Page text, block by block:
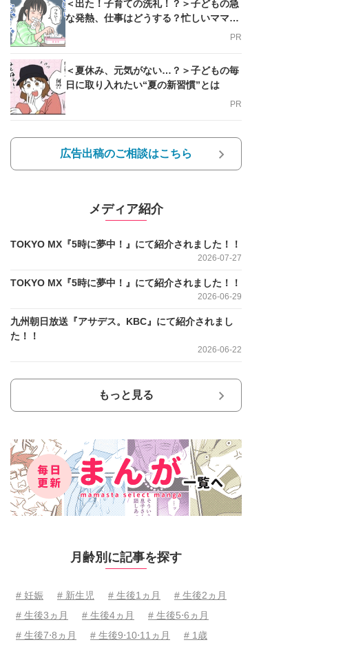
＜出た！子育ての洗礼！？＞子どもの急
な発熱、仕事はどうする？忙しいママを
PR
＜夏休み、元気がない…？＞子どもの毎
日に取り入れたい“夏の新習慣”とは
PR
広告出稿のご相談はこちら
メディア紹介
TOKYO MX『5時に夢中！』にて紹介されました！！
2026-07-27
TOKYO MX『5時に夢中！』にて紹介されました！！
2026-06-29
九州朝日放送『アサデス。KBC』にて紹介されまし
た！！
2026-06-22
もっと見る
月齢別に記事を探す
# 妊娠 # 新生児 # 生後1ヵ月
# 生後2ヵ月
# 生後3ヵ月
# 生後4ヵ月
# 生後5⋅6ヵ月
# 生後7⋅8ヵ月
# 生後9⋅10⋅11ヵ月
# 1歳